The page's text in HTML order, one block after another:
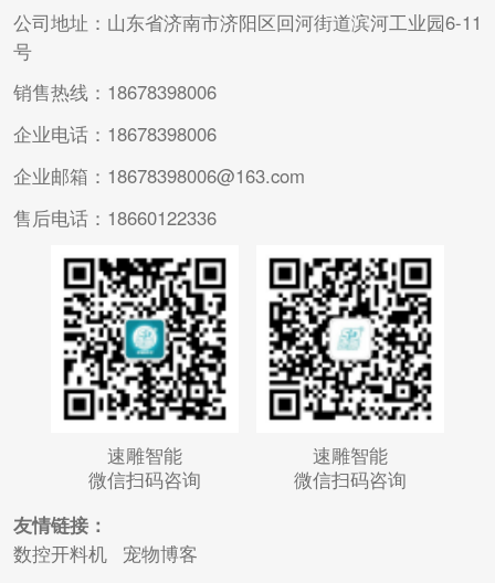
公司地址：山东省济南市济阳区回河街道滨河工业园6-11
号
销售热线：18678398006
企业电话：18678398006
企业邮箱：18678398006@163.com
售后电话：18660122336
速雕智能
微信扫码咨询
速雕智能
微信扫码咨询
友情链接：
数控开料机
宠物博客